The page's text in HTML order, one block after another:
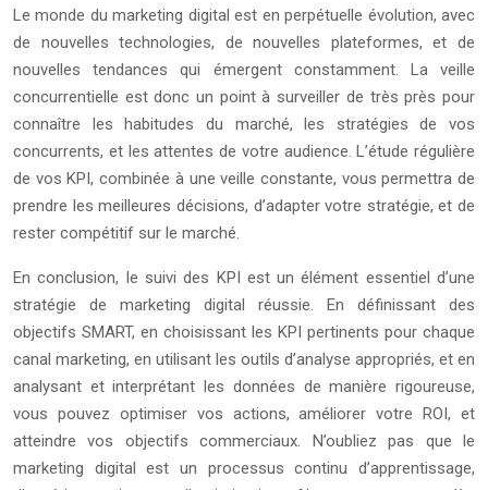
Le monde du marketing digital est en perpétuelle évolution, avec
de nouvelles technologies, de nouvelles plateformes, et de
nouvelles tendances qui émergent constamment. La veille
concurrentielle est donc un point à surveiller de très près pour
connaître les habitudes du marché, les stratégies de vos
concurrents, et les attentes de votre audience. L’étude régulière
de vos KPI, combinée à une veille constante, vous permettra de
prendre les meilleures décisions, d’adapter votre stratégie, et de
rester compétitif sur le marché.
En conclusion, le suivi des KPI est un élément essentiel d’une
stratégie de marketing digital réussie. En définissant des
objectifs SMART, en choisissant les KPI pertinents pour chaque
canal marketing, en utilisant les outils d’analyse appropriés, et en
analysant et interprétant les données de manière rigoureuse,
vous pouvez optimiser vos actions, améliorer votre ROI, et
atteindre vos objectifs commerciaux. N’oubliez pas que le
marketing digital est un processus continu d’apprentissage,